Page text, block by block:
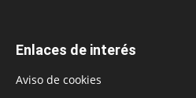
Enlaces de interés
Aviso de cookies